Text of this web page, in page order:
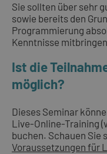
Sie sollten über sehr
sowie bereits den
Programmierung
Kenntnisse
Ist die
möglich?
Dieses Seminar
Live-Online-Training
buchen. Schauen Sie
Voraussetzungen für